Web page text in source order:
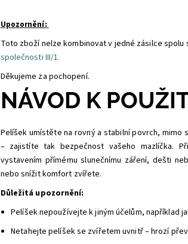
Upozornění:
Toto zboží nelze kombinovat v jedné zásilce spolu
společnosti III/1.
Děkujeme za pochopení.
NÁVOD K
Pelíšek umístěte na rovný a stabilní povrch,
– zajistíte tak bezpečnost vašeho mazlíčka.
vystavením přímému slunečnímu záření, dešti
nebo snížit komfort zvířete.
Důležitá upozornění:
Pelíšek nepoužívejte k jiným účelům, například
Netahejte pelíšek se zvířetem uvnitř – hrozí